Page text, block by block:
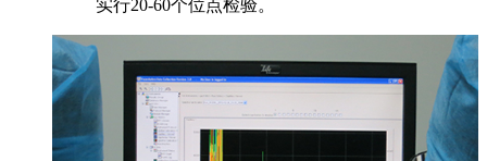
实行20-60个位点检验。